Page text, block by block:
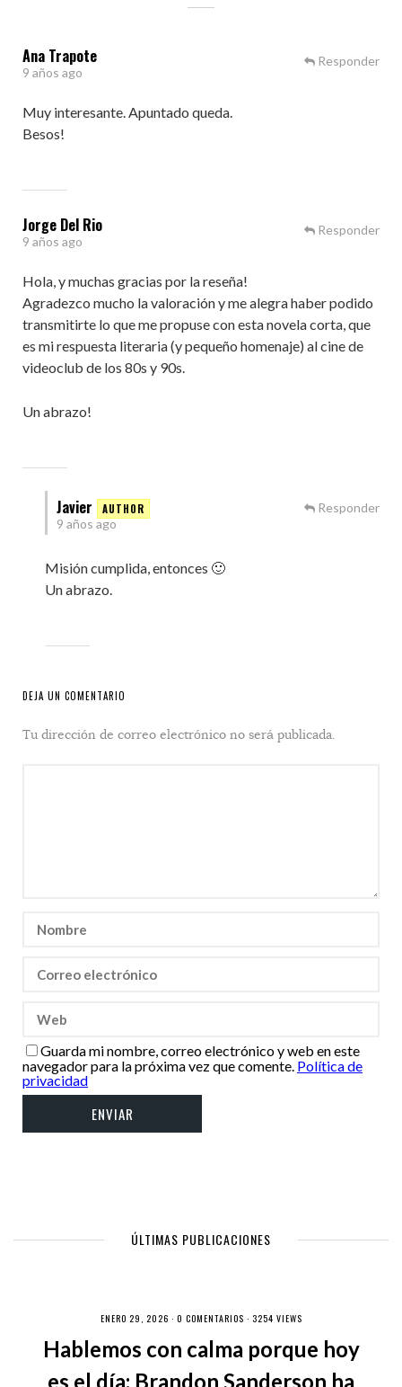
Ana Trapote
9 años ago
Muy interesante. Apuntado queda.
Besos!
Responder
Jorge Del Rio
9 años ago
Hola, y muchas gracias por la reseña!
Agradezco mucho la valoración y me alegra haber podido
transmitirte lo que me propuse con esta novela corta, que
es mi respuesta literaria (y pequeño homenaje) al cine de
videoclub de los 80s y 90s.
Un abrazo!
Responder
Javier
9 años ago
Misión cumplida, entonces 🙂
Un abrazo.
Responder
DEJA UN COMENTARIO
Tu dirección de correo electrónico no será publicada.
Guarda mi nombre, correo electrónico y web en este
navegador para la próxima vez que comente. Política de
privacidad
ÚLTIMAS PUBLICACIONES
ENERO 29, 2026 · 0 COMENTARIOS · 3254 VIEWS
Hablemos con calma porque hoy
es el día: Brandon Sanderson ha